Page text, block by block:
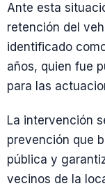
Ante esta
retención del
identificado
años, quien fue
para las
La intervención
prevención que
pública y
vecinos de la